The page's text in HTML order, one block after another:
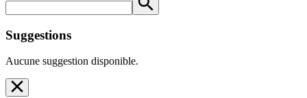
Suggestions
Aucune suggestion disponible.